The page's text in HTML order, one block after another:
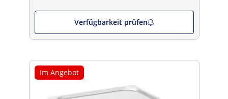
Verfügbarkeit prüfen
Im Angebot